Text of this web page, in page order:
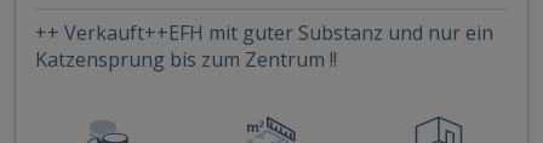
++ Verkauft++EFH mit guter Substanz und nur ein
Katzensprung bis zum Zentrum !!